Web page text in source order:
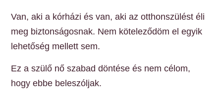
Van, aki a kórházi és van, aki az otthonszülést éli
meg biztonságosnak. Nem köteleződöm el egyik
lehetőség mellett sem.
Ez a szülő nő szabad döntése és nem célom,
hogy ebbe beleszóljak.